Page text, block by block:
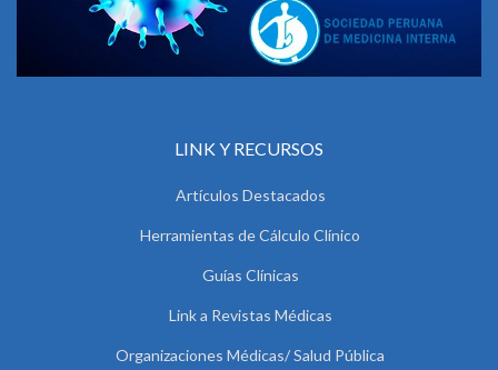
LINK Y RECURSOS
Artículos Destacados
Herramientas de Cálculo Clínico
Guías Clínicas
Link a Revistas Médicas
Organizaciones Médicas/ Salud Pública